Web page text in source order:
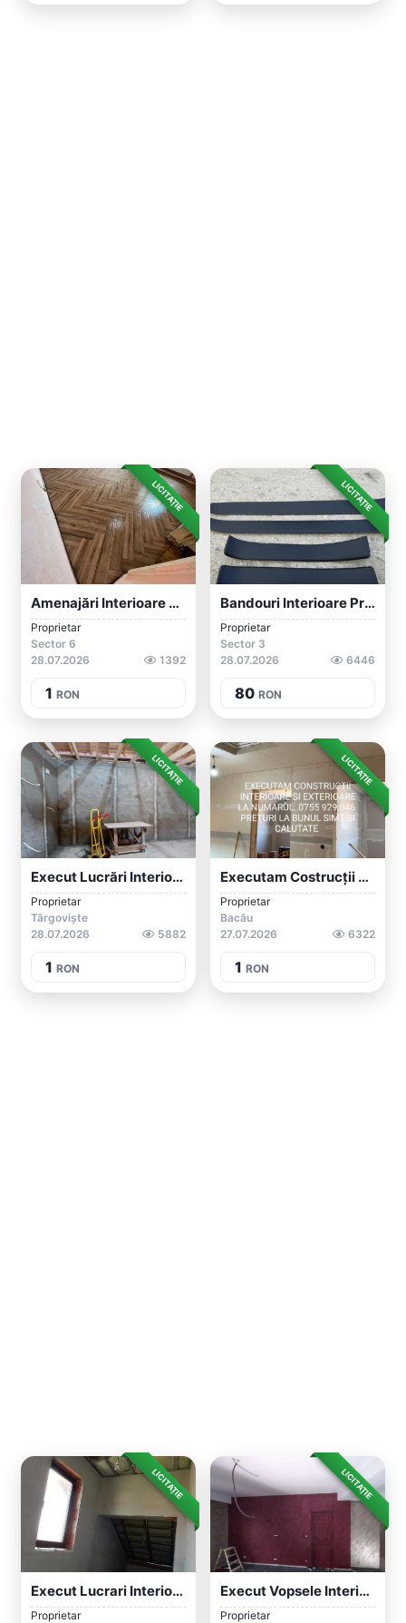
LICITAȚIE
Amenajări Interioare Exterioare
Proprietar
Sector 6
28.07.2026
1392
1 RON
LICITAȚIE
Bandouri Interioare Praguri Audi A4 B6 B...
Proprietar
Sector 3
28.07.2026
6446
80 RON
LICITAȚIE
Execut Lucrări Interioare Și Exterioare
Proprietar
Târgoviște
28.07.2026
5882
1 RON
LICITAȚIE
Executam Costrucții Si Decorațiuni Inter...
Proprietar
Bacău
27.07.2026
6322
1 RON
LICITAȚIE
Execut Lucrari Interioare Si Extetioare
Proprietar
LICITAȚIE
Execut Vopsele Interioare Pensulate
Proprietar